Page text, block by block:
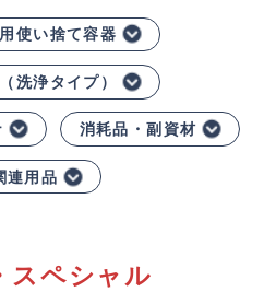
使い捨て容器
洗浄タイプ）
消耗品・副資材
連用品
スペシャル